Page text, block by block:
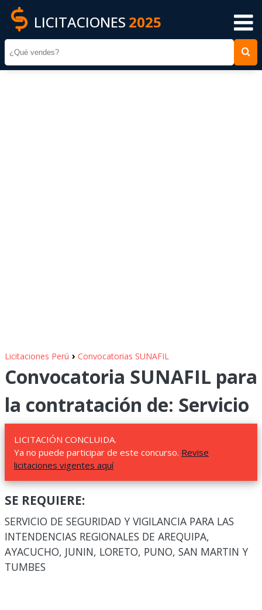
LICITACIONES 2025
Licitaciones Perú › Convocatorias SUNAFIL
Convocatoria SUNAFIL para
la contratación de: Servicio
LICITACIÓN CONCLUIDA.
Ya no puede participar de este concurso. Revise
licitaciones vigentes aquí
SE REQUIERE:
SERVICIO DE SEGURIDAD Y VIGILANCIA PARA LAS
INTENDENCIAS REGIONALES DE AREQUIPA,
AYACUCHO, JUNIN, LORETO, PUNO, SAN MARTIN Y
TUMBES